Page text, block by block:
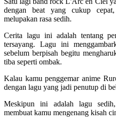
dengan beat yang cukup
melupakan rasa sedih.
Cerita lagu ini adalah tentang
tersayang. Lagu ini
sebelum berpisah begitu
tiba seperti ombak.
Kalau kamu penggemar anime
dengan lagu yang jadi penutup di
Meskipun ini adalah lagu
membuat kamu mengenang kisah